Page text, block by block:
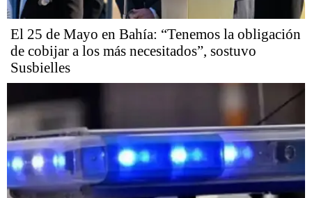
El 25 de Mayo en Bahía: “Tenemos la obligación
de cobijar a los más necesitados”, sostuvo
Susbielles